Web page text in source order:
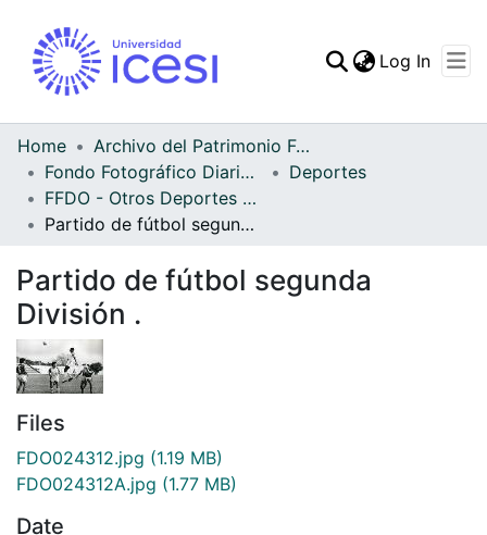
Statistics
Log In
Home
Archivo del Patrimonio Fotográfico y Fílmico del Valle del Cauca
Fondo Fotográfico Diario Occidente
Deportes
FFDO - Otros Deportes - Patrimonial
Partido de fútbol segunda División .
Partido de fútbol segunda
División .
Files
FDO024312.jpg (1.19 MB)
FDO024312A.jpg (1.77 MB)
Date